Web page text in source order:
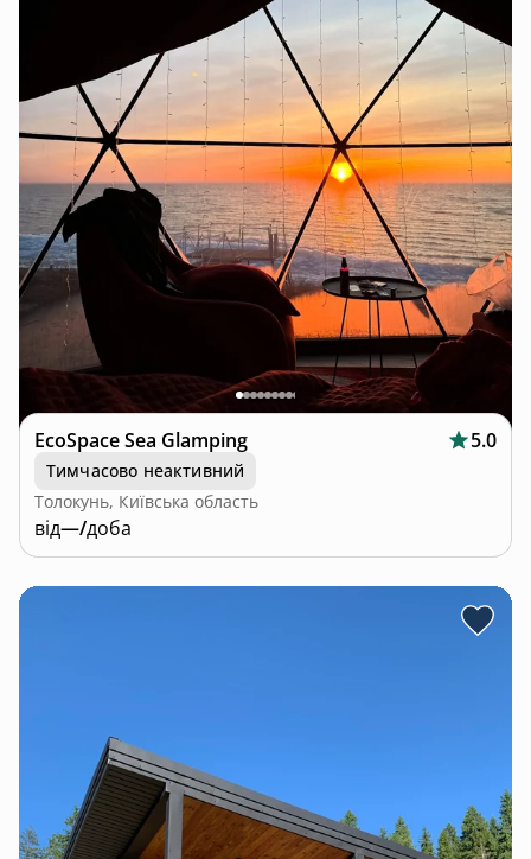
EcoSpace Sea Glamping 5.0
Тимчасово неактивний
Толокунь, Київська область
від—/доба